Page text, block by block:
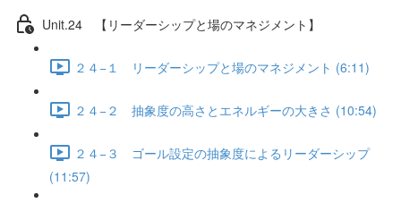
Unit.24 【リーダーシップと場のマネジメント】
２４−１ リーダーシップと場のマネジメント (6:11)
２４−２ 抽象度の高さとエネルギーの大きさ (10:54)
２４−３ ゴール設定の抽象度によるリーダーシップ
(11:57)